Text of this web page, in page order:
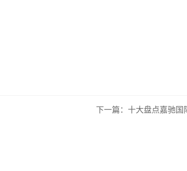
下一篇：十大盘点嘉驰国